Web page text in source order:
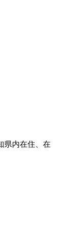
県内在住、在